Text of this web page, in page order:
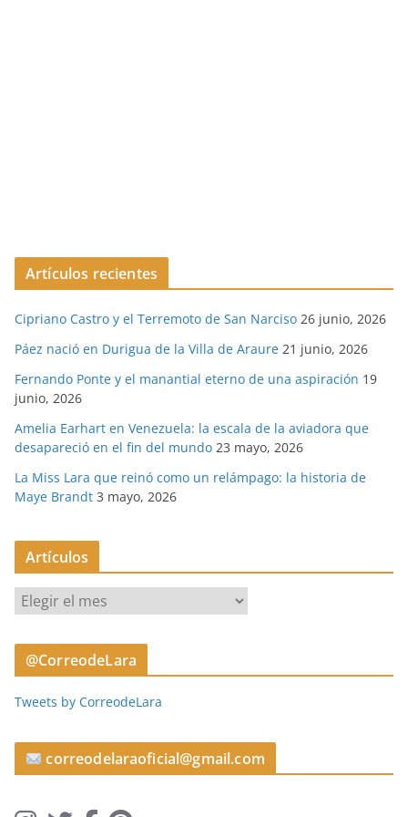
Artículos recientes
Cipriano Castro y el Terremoto de San Narciso 26 junio, 2026
Páez nació en Durigua de la Villa de Araure 21 junio, 2026
Fernando Ponte y el manantial eterno de una aspiración 19
junio, 2026
Amelia Earhart en Venezuela: la escala de la aviadora que
desapareció en el fin del mundo 23 mayo, 2026
La Miss Lara que reinó como un relámpago: la historia de
Maye Brandt 3 mayo, 2026
Artículos
t
u
s
@CorreodeLara
Tweets by CorreodeLara
correodelaraoficial@gmail.com